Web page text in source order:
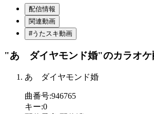
配信情報
関連動画
#うたスキ動画
"あゝダイヤモンド婚"のカラオ
あゝダイヤモンド婚
曲番号:946765
キー:0